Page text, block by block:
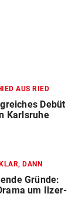
AUS RIED
Debüt
Karlsruhe
DANN
Gründe:
um Ilzer-